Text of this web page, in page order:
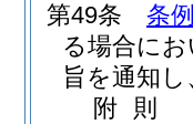
第49条
条
る場合に
旨を通知
附 則